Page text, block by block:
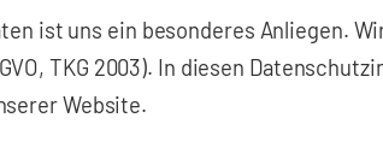
ist uns ein besonderes Anliegen.
TKG 2003). In diesen
Website.